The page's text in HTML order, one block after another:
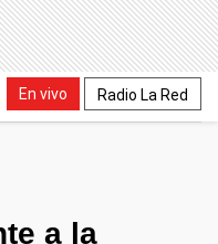
En vivo Radio La Red
a la